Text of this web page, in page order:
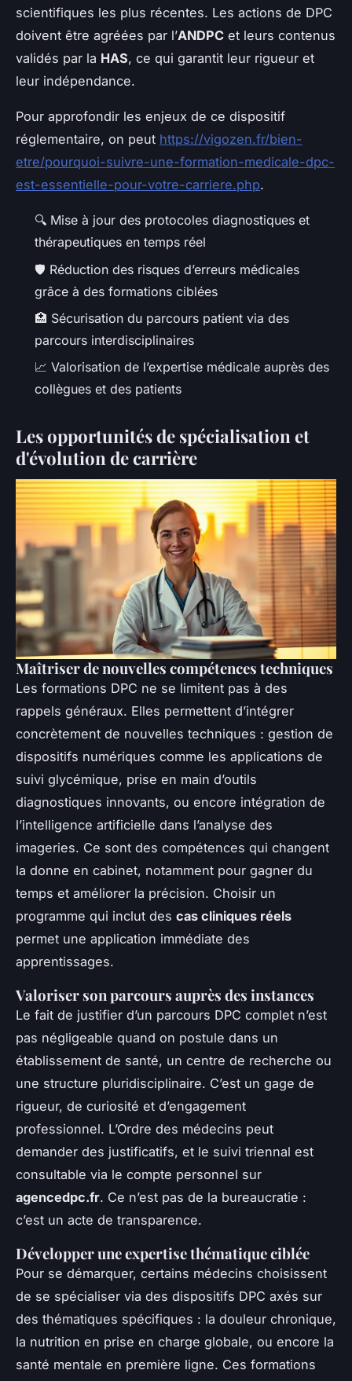
scientifiques les plus récentes. Les actions de DPC
doivent être agréées par l’ANDPC et leurs contenus
validés par la HAS, ce qui garantit leur rigueur et
leur indépendance.
Pour approfondir les enjeux de ce dispositif
réglementaire, on peut https://vigozen.fr/bien-
etre/pourquoi-suivre-une-formation-medicale-dpc-
est-essentielle-pour-votre-carriere.php.
🔍 Mise à jour des protocoles diagnostiques et
thérapeutiques en temps réel
🛡️ Réduction des risques d’erreurs médicales
grâce à des formations ciblées
🏥 Sécurisation du parcours patient via des
parcours interdisciplinaires
📈 Valorisation de l’expertise médicale auprès des
collègues et des patients
Les opportunités de spécialisation et
d'évolution de carrière
Maîtriser de nouvelles compétences techniques
Les formations DPC ne se limitent pas à des
rappels généraux. Elles permettent d’intégrer
concrètement de nouvelles techniques : gestion de
dispositifs numériques comme les applications de
suivi glycémique, prise en main d’outils
diagnostiques innovants, ou encore intégration de
l’intelligence artificielle dans l’analyse des
imageries. Ce sont des compétences qui changent
la donne en cabinet, notamment pour gagner du
temps et améliorer la précision. Choisir un
programme qui inclut des cas cliniques réels
permet une application immédiate des
apprentissages.
Valoriser son parcours auprès des instances
Le fait de justifier d’un parcours DPC complet n’est
pas négligeable quand on postule dans un
établissement de santé, un centre de recherche ou
une structure pluridisciplinaire. C’est un gage de
rigueur, de curiosité et d’engagement
professionnel. L’Ordre des médecins peut
demander des justificatifs, et le suivi triennal est
consultable via le compte personnel sur
agencedpc.fr. Ce n’est pas de la bureaucratie :
c’est un acte de transparence.
Développer une expertise thématique ciblée
Pour se démarquer, certains médecins choisissent
de se spécialiser via des dispositifs DPC axés sur
des thématiques spécifiques : la douleur chronique,
la nutrition en prise en charge globale, ou encore la
santé mentale en première ligne. Ces formations